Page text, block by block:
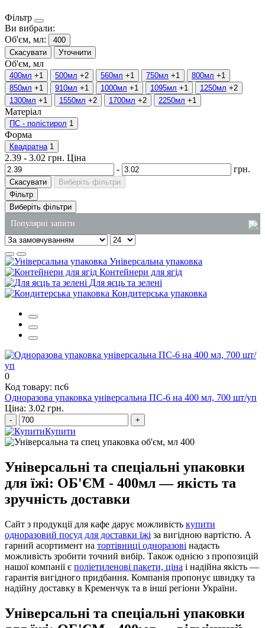
Фільтр
Ви вибрали:
Об'єм, мл:
400
Скасувати
Уточнити
Об'єм, мл
400мл +1 500мл +2 560мл +1 750мл +1 800мл +1
850мл +1 910мл +1 1000мл +1 1095мл +1 1250мл +2
1300мл +1 1550мл +2 1700мл +2 2250мл +1
Матеріал
ПС - полістирол 1
Форма
Квадратна 1
2.39 - 3.02 грн. Ціна
-
грн.
Скасувати
Виберіть фільтри
Фільтр
Виберіть фільтри
Популярні запити
алюмінієві бокси купити
купити підкладки харчові
замовити одноразові стакани
поліетиленові пакети дніпропетровськ
господарські товари для ресторану
Універсальна упаковка
Контейнери для ягід
Для яєць та зелені
Кондитерська упаковка
0
Код товару: пс6
Одноразова упаковка універсальна ПС-6 на 400 мл, 700 шт/уп
Ціна: 3.02 грн.
- +
Купити
Універсальні та спеціальні упаковки
для їжі: ОБ'ЄМ - 400мл — якість та
зручність доставки
Сайт з продукції для кафе дарує можливість купити
одноразовий посуд для доставки їжі за вигідною вартістю. А
гарний асортимент на тортівниці одноразові надасть
можливість зробити точний вибір. Також однією з пропозицій
нашої компанії є поліетиленові пакети, ціна і надійна якість —
гарантія вигідного придбання. Компанія пропонує швидку та
надійну доставку в Кременчук та в інші регіони України.
Універсальні та спеціальні упаковки